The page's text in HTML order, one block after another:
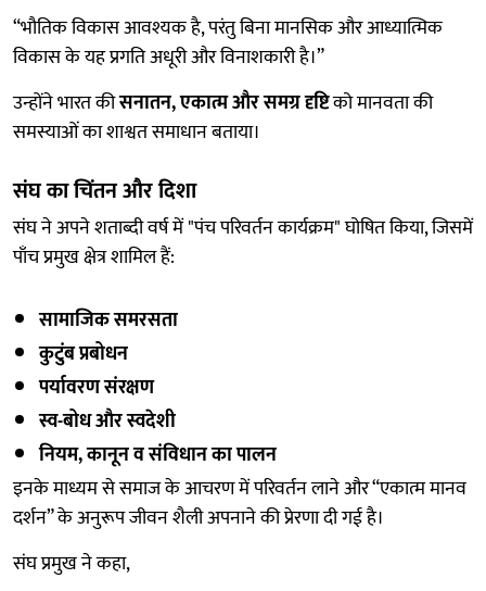
“भौतिक विकास आवश्यक है, परंतु बिना मानसिक और आध्यात्मिक
विकास के यह प्रगति अधूरी और विनाशकारी है।”
उन्होंने भारत कीसनातन, एकात्म और समग्र दृष्टिको मानवता की
समस्याओं का शाश्वत समाधान बताया।
संघ का चिंतन और दिशा
संघ ने अपने शताब्दी वर्ष में "पंच परिवर्तन कार्यक्रम" घोषित किया, जिसमें
पाँच प्रमुख क्षेत्र शामिल हैं:
सामाजिक समरसता
कुटुंब प्रबोधन
पर्यावरण संरक्षण
स्व-बोध और स्वदेशी
नियम, कानून व संविधान का पालन
इनके माध्यम से समाज के आचरण में परिवर्तन लाने और “एकात्म मानव
दर्शन” के अनुरूप जीवन शैली अपनाने की प्रेरणा दी गई है।
संघ प्रमुख ने कहा,